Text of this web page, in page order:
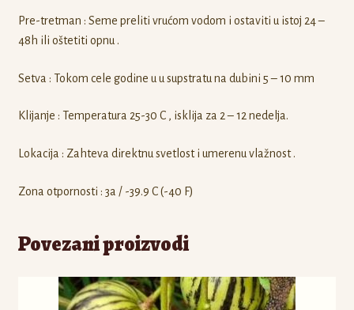
Pre-tretman : Seme preliti vrućom vodom i ostaviti u istoj 24 –
48h ili oštetiti opnu .
Setva : Tokom cele godine u u supstratu na dubini 5 – 10 mm
Klijanje : Temperatura 25-30 C , isklija za 2 – 12 nedelja.
Lokacija : Zahteva direktnu svetlost i umerenu vlažnost .
Zona otpornosti : 3a / -39.9 C (-40 F)
Povezani proizvodi